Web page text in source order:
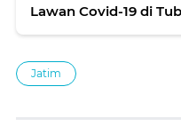
Lawan Covid-19 di
Jatim